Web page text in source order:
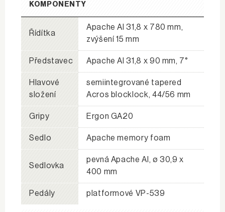
KOMPONENTY
Řídítka
Apache Al 31,8 x 780 mm,
zvýšení 15 mm
Představec Apache Al 31,8 x 90 mm, 7°
Hlavové
složení
semiintegrované tapered
Acros blocklock, 44/56 mm
Gripy Ergon GA20
Sedlo Apache memory foam
Sedlovka
pevná Apache Al, ø 30,9 x
400 mm
Pedály platformové VP-539